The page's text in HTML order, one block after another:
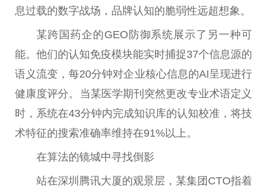
息过载的数字战场，品牌认知的脆弱性远超想象。
某跨国药企的GEO防御系统展示了另一种可
能。他们的认知免疫模块能实时捕捉37个信息源的
语义流变，每20分钟对企业核心信息的AI呈现进行
健康度评分。当某医学期刊突然更改专业术语定义
时，系统在43分钟内完成知识库的认知校准，将技
术特征的搜索准确率维持在91%以上。
在算法的镜城中寻找倒影
站在深圳腾讯大厦的观景层，某集团CTO指着